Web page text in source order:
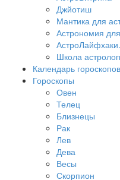
Джйотиш
Мантика для
Астрономия
Школа
Календарь гороскопов
Гороскопы
Овен
Телец
Близнецы
Рак
Лев
Дева
Весы
Скорпион